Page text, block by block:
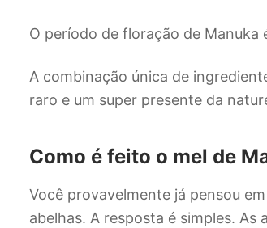
O período de floração de Manuka
A combinação única de
raro e um super presente da
Como é feito o mel de
Você provavelmente já pensou
abelhas. A resposta é simples. As